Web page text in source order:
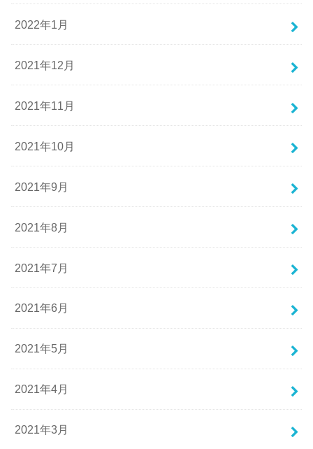
2022年1月
2021年12月
2021年11月
2021年10月
2021年9月
2021年8月
2021年7月
2021年6月
2021年5月
2021年4月
2021年3月